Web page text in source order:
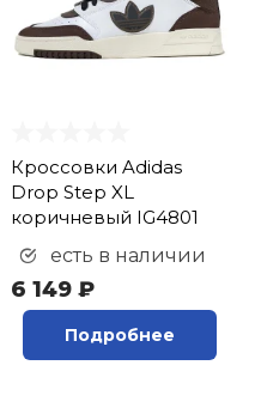
Кроссовки Adidas
Drop Step XL
коричневый IG4801
есть в наличии
6 149 ₽
Подробнее